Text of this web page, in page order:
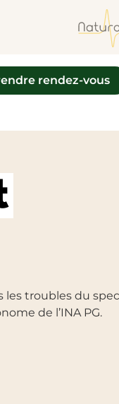
rendez-vous
les troubles du
de l’INA PG.